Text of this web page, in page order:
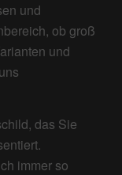
und
ob groß
und
das Sie
immer so